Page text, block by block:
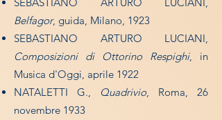
Belfagor, guida, Milano, 1923
SEBASTIANO ARTURO LUCIANI,
Composizioni di Ottorino Respighi, in
Musica d'Oggi, aprile 1922
NATALETTI G.,
Quadrivio , Roma, 26
novembre 1933